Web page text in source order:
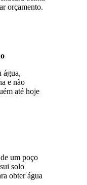
orçamento.
água,
e não
até hoje
um poço
solo
obter água